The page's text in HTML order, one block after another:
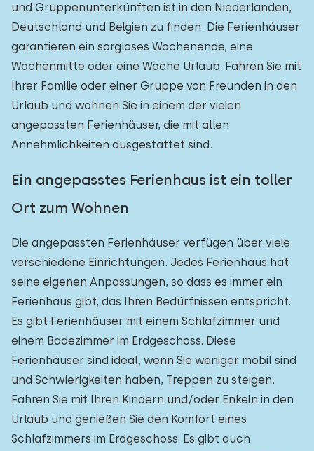
und Gruppenunterkünften ist in den Niederlanden,
Deutschland und Belgien zu finden. Die Ferienhäuser
garantieren ein sorgloses Wochenende, eine
Wochenmitte oder eine Woche Urlaub. Fahren Sie mit
Ihrer Familie oder einer Gruppe von Freunden in den
Urlaub und wohnen Sie in einem der vielen
angepassten Ferienhäuser, die mit allen
Annehmlichkeiten ausgestattet sind.
Ein angepasstes Ferienhaus ist ein toller
Ort zum Wohnen
Die angepassten Ferienhäuser verfügen über viele
verschiedene Einrichtungen. Jedes Ferienhaus hat
seine eigenen Anpassungen, so dass es immer ein
Ferienhaus gibt, das Ihren Bedürfnissen entspricht.
Es gibt Ferienhäuser mit einem Schlafzimmer und
einem Badezimmer im Erdgeschoss. Diese
Ferienhäuser sind ideal, wenn Sie weniger mobil sind
und Schwierigkeiten haben, Treppen zu steigen.
Fahren Sie mit Ihren Kindern und/oder Enkeln in den
Urlaub und genießen Sie den Komfort eines
Schlafzimmers im Erdgeschoss. Es gibt auch